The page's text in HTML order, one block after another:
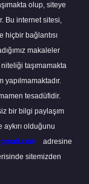
olup, siteye
Bu internet sitesi,
hiçbir bağlantısı
makaleler
taşımamakta
yapılmamaktadır.
tesadüfidir.
bir bilgi paylaşım
olduğunu
adresine
sitemizden